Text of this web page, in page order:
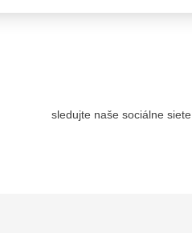
sledujte naše sociálne siete